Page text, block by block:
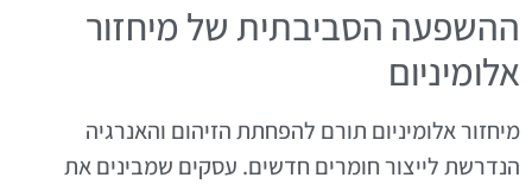
ההשפעה הסביבתית של מיחזור
אלומיניום
מיחזור אלומיניום תורם להפחתת הזיהום והאנרגיה
הנדרשת לייצור חומרים חדשים. עסקים שמבינים את